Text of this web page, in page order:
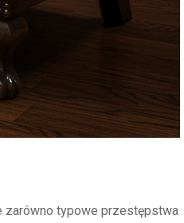
zarówno typowe przestępstwa